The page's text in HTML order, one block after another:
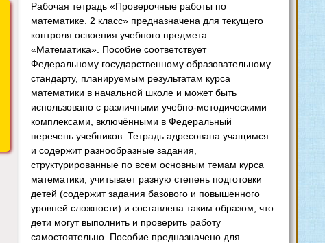
Рабочая тетрадь «Проверочные работы по
математике. 2 класс» предназначена для текущего
контроля освоения учебного предмета
«Математика». Пособие соответствует
Федеральному государственному образовательному
стандарту, планируемым результатам курса
математики в начальной школе и может быть
использовано с различными учебно-методическими
комплексами, включёнными в Федеральный
перечень учебников. Тетрадь адресована учащимся
и содержит разнообразные задания,
структурированные по всем основным темам курса
математики, учитывает разную степень подготовки
детей (содержит задания базового и повышенного
уровней сложности) и составлена таким образом, что
дети могут выполнить и проверить работу
самостоятельно. Пособие предназначено для